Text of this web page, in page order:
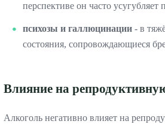
перспективе он часто
психозы и галлюцинации - в
состояния, сопровождающиеся
Влияние на
Алкоголь негативно влияет на